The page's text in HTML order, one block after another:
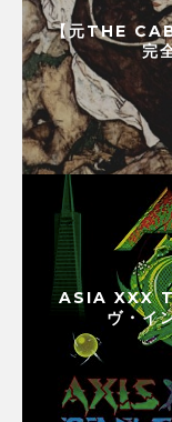
【元THE
完
ASIA XXX
ヴ・イ